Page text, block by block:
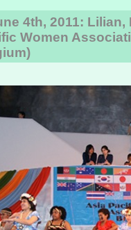
4th, 2011: Lilian,
Women